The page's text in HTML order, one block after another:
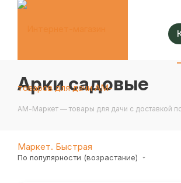
Арки садовые
АМ-Маркет — товары для дачи с доставкой
По популярности (возрастание)